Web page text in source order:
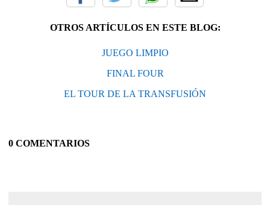
OTROS ARTÍCULOS EN ESTE BLOG:
JUEGO LIMPIO
FINAL FOUR
EL TOUR DE LA TRANSFUSIÓN
0 COMENTARIOS